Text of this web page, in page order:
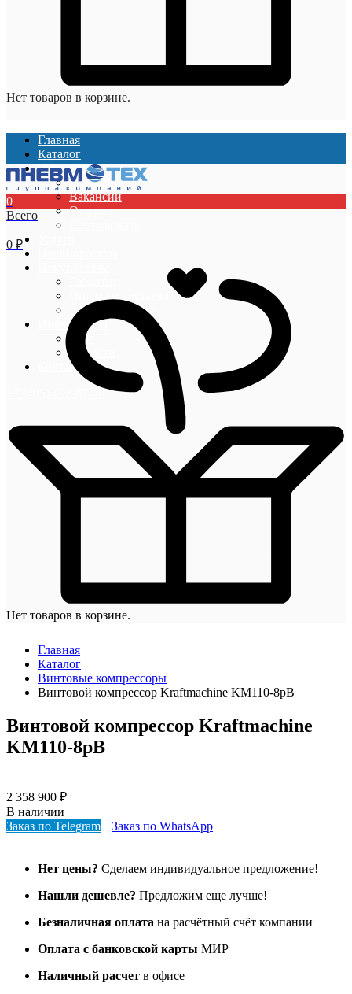
Нет товаров в корзине.
Главная
Каталог
О компании
О компании
Вакансии
Отзывы
Акции и скидки
Информация
Блог
Новости
Контакты
0
Всего
0 ₽
Нет товаров в корзине.
Главная
Каталог
Винтовые компрессоры
Винтовой компрессор Kraftmaсhine KM110-8рВ
Винтовой компрессор Kraftmaсhine
KM110-8рВ
2 358 900 ₽
В наличии
Заказ по Telegram
Заказ по WhatsApp
Нет цены? Сделаем индивидуальное предложение!
Нашли дешевле? Предложим еще лучше!
Безналичная оплата на расчётный счёт компании
Оплата с банковской карты МИР
Наличный расчет в офисе